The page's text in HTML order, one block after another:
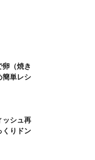
卵（焼き
簡単レシ
ッシュ再
くりドン